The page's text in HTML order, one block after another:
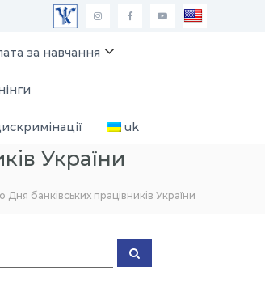
I
r
F Y
за навчання
uk
України
банківських працівників України
П
о